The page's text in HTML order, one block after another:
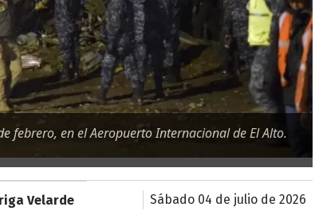
febrero, en el Aeropuerto Internacional de El Alto.
Velarde sábado 04 de julio de 2026